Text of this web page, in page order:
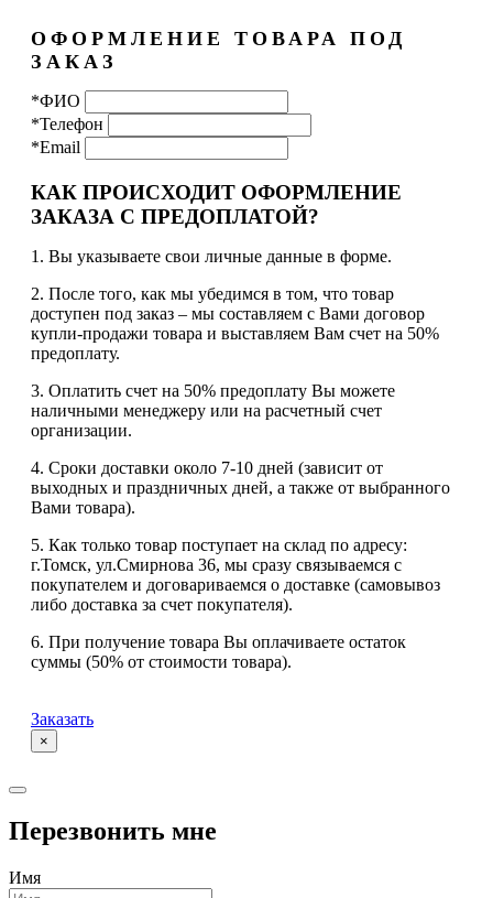
ОФОРМЛЕНИЕ ТОВАРА ПОД
ЗАКАЗ
*ФИО
*Телефон
*Email
КАК ПРОИСХОДИТ ОФОРМЛЕНИЕ
ЗАКАЗА С ПРЕДОПЛАТОЙ?
1. Вы указываете свои личные данные в форме.
2. После того, как мы убедимся в том, что товар
доступен под заказ – мы составляем с Вами договор
купли-продажи товара и выставляем Вам счет на 50%
предоплату.
3. Оплатить счет на 50% предоплату Вы можете
наличными менеджеру или на расчетный счет
организации.
4. Сроки доставки около 7-10 дней (зависит от
выходных и праздничных дней, а также от выбранного
Вами товара).
5. Как только товар поступает на склад по адресу:
г.Томск, ул.Смирнова 36, мы сразу связываемся с
покупателем и договариваемся о доставке (самовывоз
либо доставка за счет покупателя).
6. При получение товара Вы оплачиваете остаток
суммы (50% от стоимости товара).
Заказать
×
Перезвонить мне
Имя